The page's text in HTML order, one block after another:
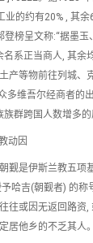
业的约有20% , 其
登榜呈文称:“据墨
系正当商人, 其余
产等物前往列城、
多维吾尔经商者的
群跨国人数增多的
动因
觐是伊斯兰教五项
哈吉(朝觐者) 的称
往或因无返回路资
居他乡的不乏其人。